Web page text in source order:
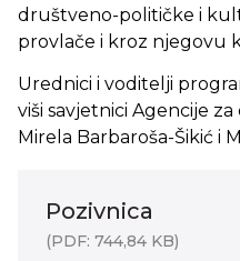
društveno-političke i
provlače i kroz njegovu
Urednici i voditelji
viši savjetnici Agencije
Mirela Barbaroša-Šikić i
Pozivnica
(PDF: 744,84 KB)